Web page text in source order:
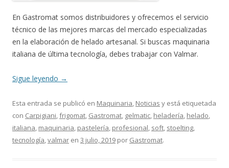
En Gastromat somos distribuidores y ofrecemos el servicio
técnico de las mejores marcas del mercado especializadas
en la elaboración de helado artesanal. Si buscas maquinaria
italiana de última tecnología, debes trabajar con Valmar.
Sigue leyendo →
Esta entrada se publicó en Maquinaria, Noticias y está etiquetada
con Carpigiani,frigomat, Gastromat, gelmatic, heladería, helado,
italiana, maquinaria, pastelería, profesional, soft, stoelting,
tecnología,valmar en 3 julio, 2019 por Gastromat.